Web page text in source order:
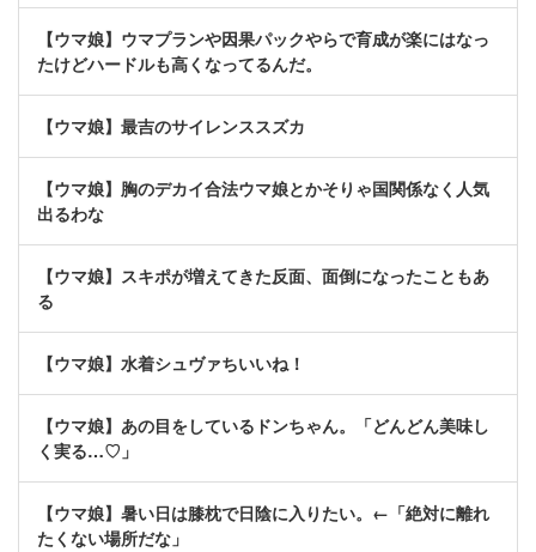
【ウマ娘】ウマプランや因果パックやらで育成が楽にはなっ
たけどハードルも高くなってるんだ。
【ウマ娘】最吉のサイレンススズカ
【ウマ娘】胸のデカイ合法ウマ娘とかそりゃ国関係なく人気
出るわな
【ウマ娘】スキポが増えてきた反面、面倒になったこともあ
る
【ウマ娘】水着シュヴァちいいね！
【ウマ娘】あの目をしているドンちゃん。「どんどん美味し
く実る…♡」
【ウマ娘】暑い日は膝枕で日陰に入りたい。←「絶対に離れ
たくない場所だな」